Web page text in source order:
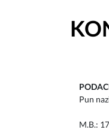
Pun
M.B.: